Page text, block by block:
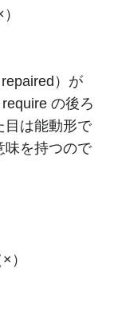
）が
の後ろ
目は能動形で
味を持つので
）